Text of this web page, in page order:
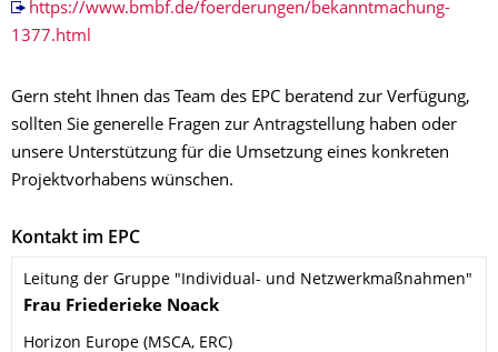
https://www.bmbf.de/foerderungen/bekanntmachung-
1377.html
Gern steht Ihnen das Team des EPC beratend zur Verfügung,
sollten Sie generelle Fragen zur Antragstellung haben oder
unsere Unterstützung für die Umsetzung eines konkreten
Projektvorhabens wünschen.
Kontakt im EPC
Leitung der Gruppe "Individual- und Netzwerkmaßnahmen"
Name
Frau Friederieke Noack
Horizon Europe (MSCA, ERC)